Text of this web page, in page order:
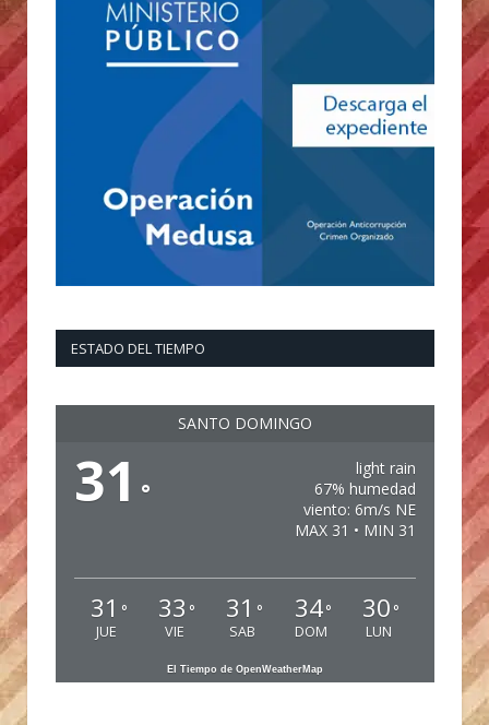
ESTADO DEL TIEMPO
SANTO DOMINGO
31 °
light rain
67% humedad
viento: 6m/s NE
MAX 31 • MIN 31
31 °
JUE
33 °
VIE
31 °
SAB
34°
DOM
30 °
LUN
El Tiempo de OpenWeatherMap